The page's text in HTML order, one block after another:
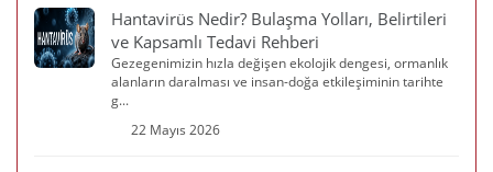
Hantavirüs Nedir? Bulaşma Yolları, Belirtileri
ve Kapsamlı Tedavi Rehberi
Gezegenimizin hızla değişen ekolojik dengesi, ormanlık
alanların daralması ve insan-doğa etkileşiminin tarihte
g...
22 Mayıs 2026